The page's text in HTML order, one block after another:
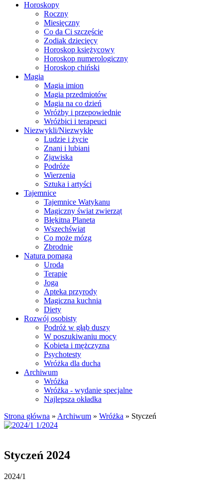
Horoskopy
Roczny
Miesięczny
Co da Ci szczęście
Zodiak dziecięcy
Horoskop księżycowy
Horoskop numerologiczny
Horoskop chiński
Magia
Magia imion
Magia przedmiotów
Magia na co dzień
Wróżby i przepowiednie
Wróżbici i terapeuci
Niezwykli/Niezwykłe
Ludzie i życie
Znani i lubiani
Zjawiska
Podróże
Wierzenia
Sztuka i artyści
Tajemnice
Tajemnice Watykanu
Magiczny świat zwierząt
Błękitna Planeta
Wszechświat
Co może mózg
Zbrodnie
Natura pomaga
Uroda
Terapie
Joga
Apteka przyrody
Magiczna kuchnia
Diety
Rozwój osobisty
Podróż w głąb duszy
W poszukiwaniu mocy
Kobieta i mężczyzna
Psychotesty
Wróżka dla ducha
Archiwum
Wróżka
Wróżka - wydanie specjalne
Najlepsza okładka
Strona główna » Archiwum » Wróżka » Styczeń
Styczeń 2024
2024/1